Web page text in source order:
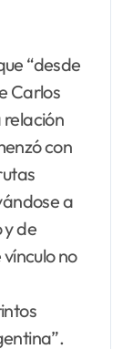
“desde
Carlos
relación
con
a
y de
no